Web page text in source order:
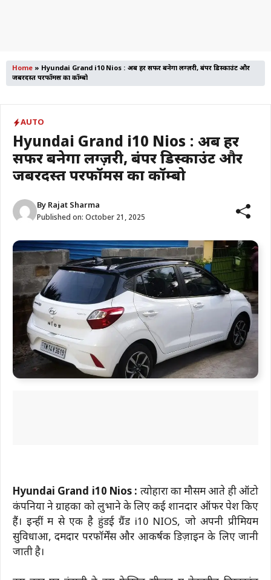
Home » Hyundai Grand i10 Nios : अब हर सफर बनेगा लग्ज़री, बंपर डिस्काउंट और
जबरदस्त परफॉर्मेंस का कॉम्बो
AUTO
Hyundai Grand i10 Nios : अब हर
सफर बनेगा लग्ज़री, बंपर डिस्काउंट और
जबरदस्त परफॉर्मेंस का कॉम्बो
By Rajat Sharma
Published on: October 21, 2025
Hyundai Grand i10 Nios : त्योहारों का मौसम आते ही ऑटो
कंपनियों ने ग्राहकों को लुभाने के लिए कई शानदार ऑफर पेश किए
हैं। इन्हीं में से एक है हुंडई ग्रैंड i10 NIOS, जो अपनी प्रीमियम
सुविधाओं, दमदार परफॉर्मेंस और आकर्षक डिज़ाइन के लिए जानी
जाती है।